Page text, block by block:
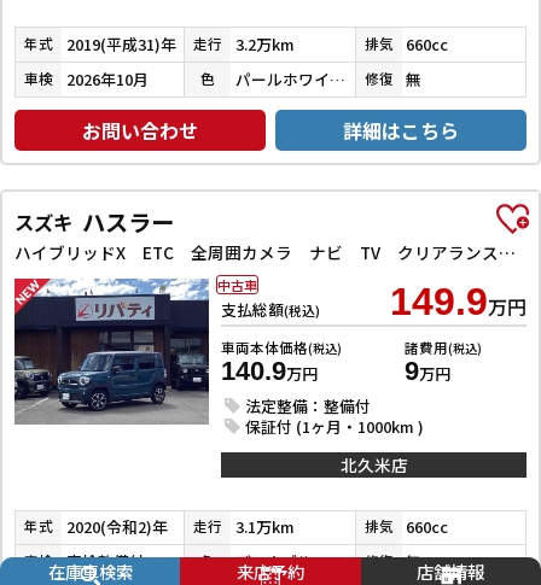
年式 2019(平成31)年 走行 3.2万km 排気 660cc
車検 2026年10月 色 パールホワイトⅢ 修復 無
お問い合わせ 詳細はこちら
スズキ ハスラー
ハイブリッドX ETC 全周囲カメラ ナビ TV クリアランスソナー レーンアシスト 衝突被害軽減システム オートライト スマートキー アイドリングストップ 電動格納ミラー シートヒーター 後席モニター CVT
支払総額(税込) 149.9万円
車両本体価格(税込)
140.9万円
諸費用(税込)
9万円
法定整備：整備付
保証付 (1ヶ月・1000km )
中古車
北久米店
年式 2020(令和2)年 走行 3.1万km 排気 660cc
車検 車検整備付 色 デニムブルーメタリック／ミネラルグレーメタリック 修復 無
在庫車検索 来店予約 店舗情報